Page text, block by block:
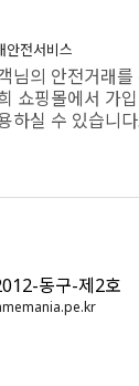
안전서비스
님의 안전거래
쇼핑몰에서 가
하실 수 있습니다.
동구-제2호